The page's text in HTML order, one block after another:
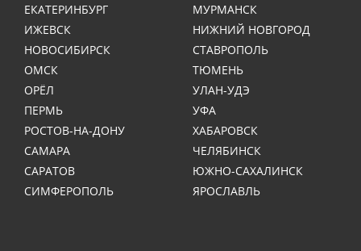
ЕКАТЕРИНБУРГ
ИЖЕВСК
МУРМАНСК
НИЖНИЙ НОВГОРОД
НОВОСИБИРСК
ОМСК
ОРЁЛ
ПЕРМЬ
РОСТОВ-НА-ДОНУ
САМАРА
САРАТОВ
СИМФЕРОПОЛЬ
СТАВРОПОЛЬ
ТЮМЕНЬ
УЛАН-УДЭ
УФА
ХАБАРОВСК
ЧЕЛЯБИНСК
ЮЖНО-САХАЛИНСК
ЯРОСЛАВЛЬ